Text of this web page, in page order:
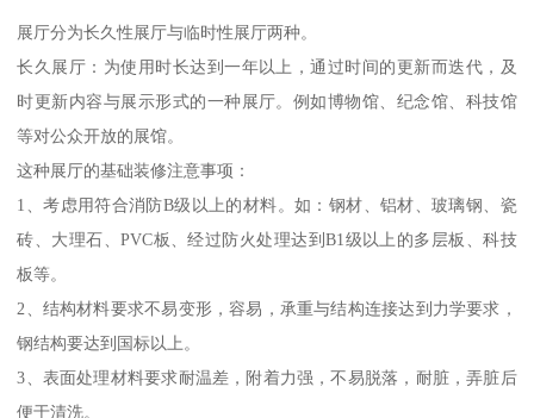
展厅分为长久性展厅与临时性展厅两种。
长久展厅：为使用时长达到一年以上，通过时间的更新而迭代，及
时更新内容与展示形式的一种展厅。例如博物馆、纪念馆、科技馆
等对公众开放的展馆。
这种展厅的基础装修注意事项：
1、考虑用符合消防B级以上的材料。如：钢材、铝材、玻璃钢、瓷
砖、大理石、PVC板、经过防火处理达到B1级以上的多层板、科技
板等。
2、结构材料要求不易变形，容易，承重与结构连接达到力学要求，
钢结构要达到国标以上。
3、表面处理材料要求耐温差，附着力强，不易脱落，耐脏，弄脏后
便于清洗。